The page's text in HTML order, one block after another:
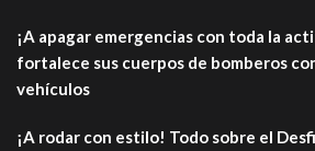
¡A apagar emergencias con toda la
fortalece sus cuerpos de bomberos
vehículos
¡A rodar con estilo! Todo sobre el